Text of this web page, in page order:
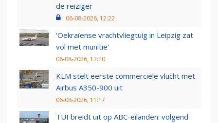
de reiziger
06-08-2026, 12:22
'Oekraïense vrachtvliegtuig in Leipzig zat
vol met munitie'
06-08-2026, 12:20
KLM stelt eerste commerciële vlucht met
Airbus A350-900 uit
06-08-2026, 11:17
TUI breidt uit op ABC-eilanden: volgend